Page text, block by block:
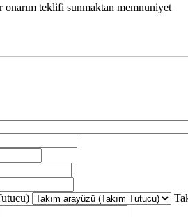
onarım teklifi sunmaktan memnuniyet